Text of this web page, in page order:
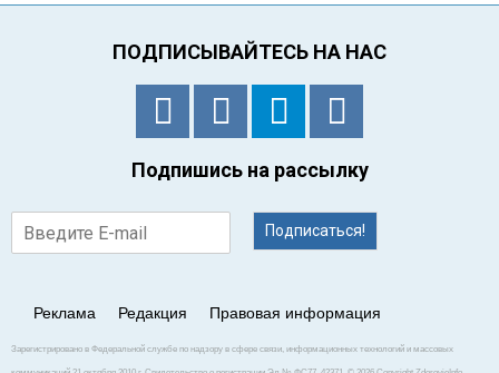
ПОДПИСЫВАЙТЕСЬ НА НАС
Подпишись на рассылку
Подписаться!
Реклама Редакция Правовая информация
Зарегистрировано в Федеральной службе по надзору в сфере связи, информационных технологий и массовых